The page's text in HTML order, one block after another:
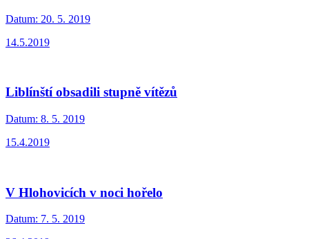
Datum: 20. 5. 2019
14.5.2019
Liblínští obsadili stupně vítězů
Datum: 8. 5. 2019
15.4.2019
V Hlohovicích v noci hořelo
Datum: 7. 5. 2019